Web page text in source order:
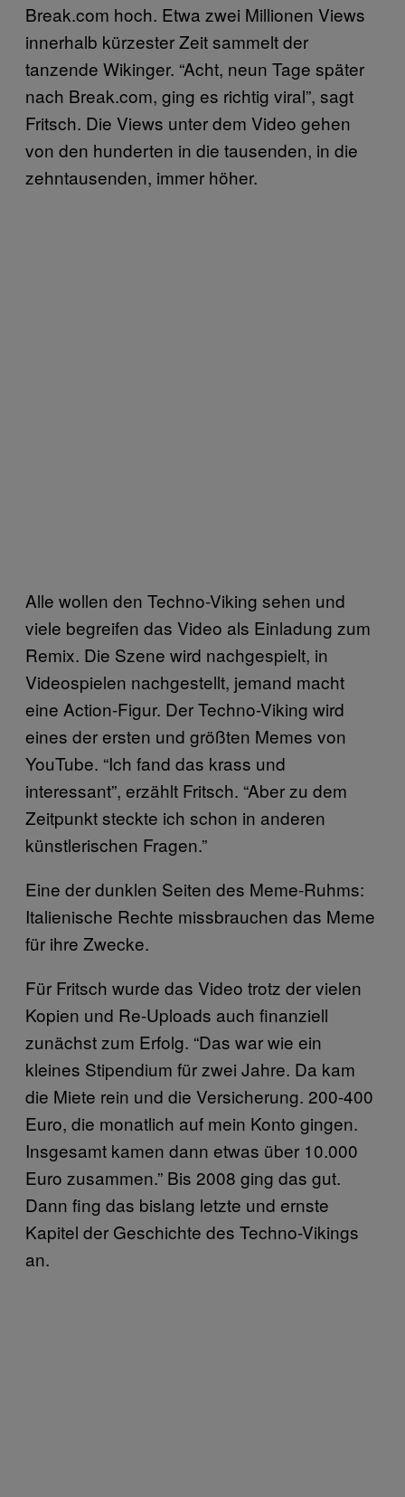
Break.com hoch. Etwa zwei Millionen Views
innerhalb kürzester Zeit sammelt der
tanzende Wikinger. “Acht, neun Tage später
nach Break.com, ging es richtig viral”, sagt
Fritsch. Die Views unter dem Video gehen
von den hunderten in die tausenden, in die
zehntausenden, immer höher.
Alle wollen den Techno-Viking sehen und
viele begreifen das Video als Einladung zum
Remix. Die Szene wird nachgespielt, in
Videospielen nachgestellt, jemand macht
eine Action-Figur. Der Techno-Viking wird
eines der ersten und größten Memes von
YouTube. “Ich fand das krass und
interessant”, erzählt Fritsch. “Aber zu dem
Zeitpunkt steckte ich schon in anderen
künstlerischen Fragen.”
Eine der dunklen Seiten des Meme-Ruhms:
Italienische Rechte missbrauchen das Meme
für ihre Zwecke.
Für Fritsch wurde das Video trotz der vielen
Kopien und Re-Uploads auch finanziell
zunächst zum Erfolg. “Das war wie ein
kleines Stipendium für zwei Jahre. Da kam
die Miete rein und die Versicherung. 200-400
Euro, die monatlich auf mein Konto gingen.
Insgesamt kamen dann etwas über 10.000
Euro zusammen.” Bis 2008 ging das gut.
Dann fing das bislang letzte und ernste
Kapitel der Geschichte des Techno-Vikings
an.